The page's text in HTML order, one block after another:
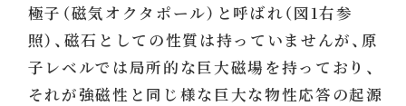
極子（磁気オクタポール）と呼ばれ（図1右参
照）、磁石としての性質は持っていませんが、原
子レベルでは局所的な巨大磁場を持っており、
それが強磁性と同じ様な巨大な物性応答の起源